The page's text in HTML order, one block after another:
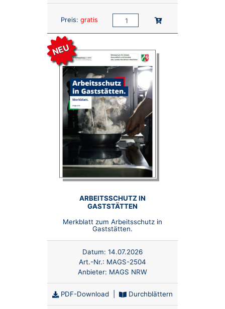
Preis: gratis Anzahl: In den Warenkorb
NEU
ARBEITSSCHUTZ IN
GASTSTÄTTEN
Merkblatt zum Arbeitsschutz in
Gaststätten.
Datum: 14.07.2026
Art.-Nr.: MAGS-2504
Anbieter: MAGS NRW
PDF-Download Durchblättern